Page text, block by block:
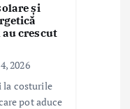
și
crescut
2026
la costurile
pot aduce